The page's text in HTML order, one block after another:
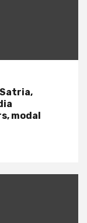
Satria,
modal